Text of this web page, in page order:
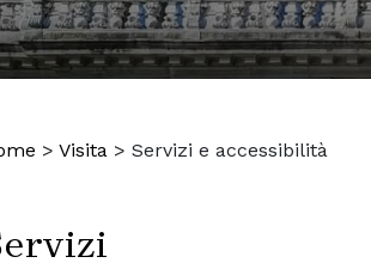
> Visita > Servizi e accessibilità